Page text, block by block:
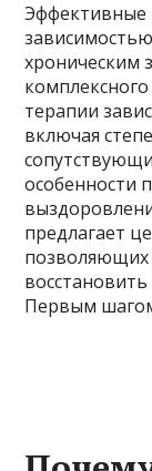
Эффективные
хроническим
терапии
включая
особенности
предлагает
позволяющих
Первым